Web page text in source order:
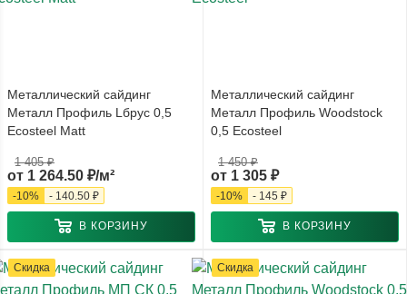
Металлический сайдинг
Металл Профиль Lбрус 0,5
Ecosteel Matt
от 1 264.50 ₽/м²
1 405 ₽
-10% - 140.50 ₽
В КОРЗИНУ
Металлический сайдинг
Металл Профиль Woodstock
0,5 Ecosteel
от 1 305 ₽
1 450 ₽
-10% - 145 ₽
В КОРЗИНУ
Скидка Скидка